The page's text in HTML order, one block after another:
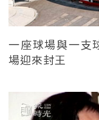
一座球場與一支
場迎來封王